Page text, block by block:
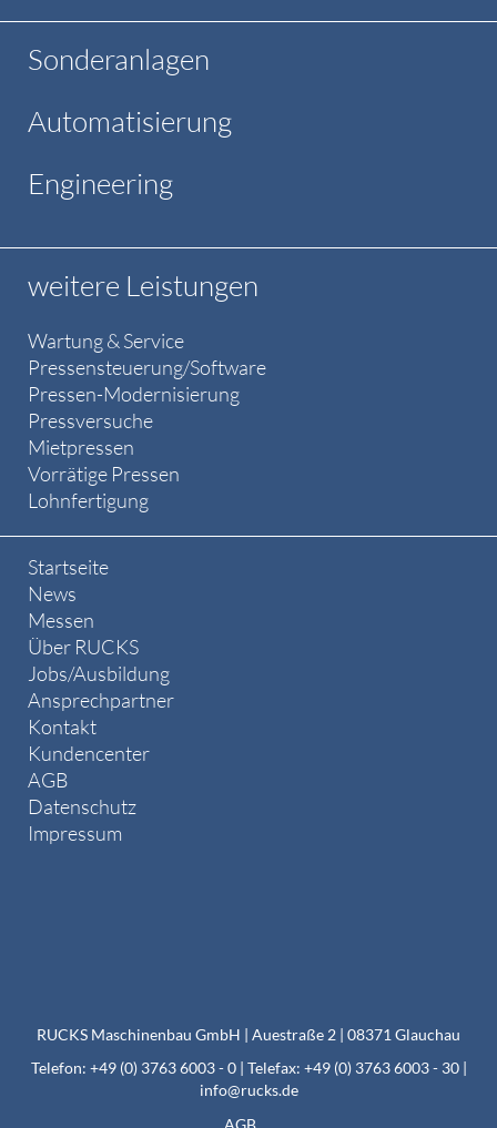
Sonderanlagen
Automatisierung
Engineering
weitere Leistungen
Wartung & Service
Pressensteuerung/Software
Pressen-Modernisierung
Pressversuche
Mietpressen
Vorrätige Pressen
Lohnfertigung
Startseite
News
Messen
Über RUCKS
Jobs/Ausbildung
Ansprechpartner
Kontakt
Kundencenter
AGB
Datenschutz
Impressum
RUCKS Maschinenbau GmbH | Auestraße 2 | 08371 Glauchau
Telefon: +49 (0) 3763 6003 - 0 | Telefax: +49 (0) 3763 6003 - 30 |
info@rucks.de